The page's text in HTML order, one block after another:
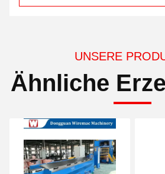
UNSERE
Ähnliche